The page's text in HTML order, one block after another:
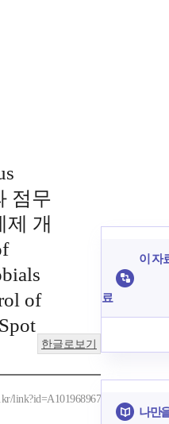
점무
개
of
한글로보기
link?id=A101968967
이 자
료
나만